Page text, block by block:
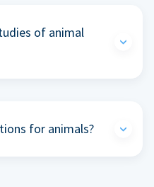
of animal
for animals?